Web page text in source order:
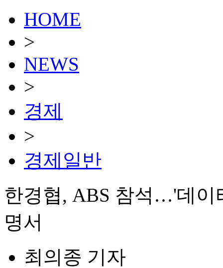
HOME
>
NEWS
>
경제
>
경제일반
한경협, ABS 참석…'데이
명서
최의종 기자